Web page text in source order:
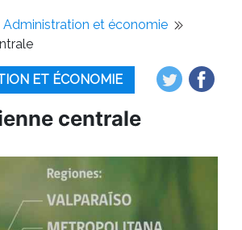
Administration et économie
ET ÉCONOMIE
centrale